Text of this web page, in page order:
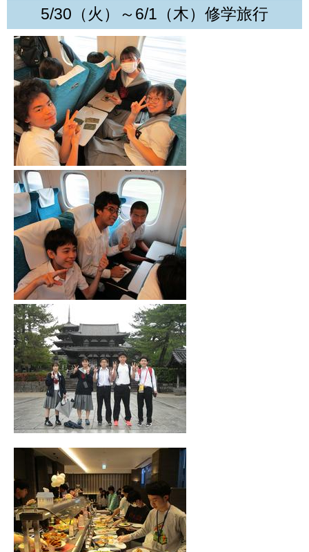
5/30（火）～ 6/1 （木）修学旅行